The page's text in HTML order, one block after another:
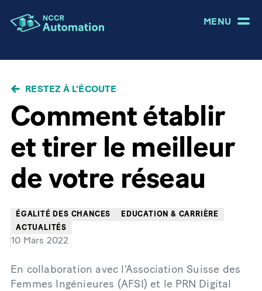
MENU
FIL RESTEZ À L’ÉCOUTE
Comment établir
et tirer le meilleur
de votre réseau
ÉGALITÉ DES CHANCES
EDUCATION & CARRIÈRE
ACTUALITÉS
10 Mars 2022
En collaboration avec l'Association Suisse des
Femmes Ingénieures (AFSI) et le PRN Digital